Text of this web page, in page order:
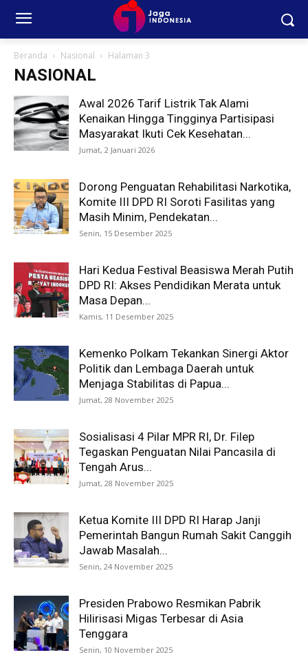
Beranda Nasional Halaman 3
NASIONAL
Awal 2026 Tarif Listrik Tak Alami
Kenaikan Hingga Tingginya Partisipasi
Masyarakat Ikuti Cek Kesehatan...
Jumat, 2 Januari 2026
Dorong Penguatan Rehabilitasi Narkotika,
Komite III DPD RI Soroti Fasilitas yang
Masih Minim, Pendekatan...
Senin, 15 Desember 2025
Hari Kedua Festival Beasiswa Merah Putih
DPD RI: Akses Pendidikan Merata untuk
Masa Depan...
Kamis, 11 Desember 2025
Kemenko Polkam Tekankan Sinergi Aktor
Politik dan Lembaga Daerah untuk
Menjaga Stabilitas di Papua...
Jumat, 28 November 2025
Sosialisasi 4 Pilar MPR RI, Dr. Filep
Tegaskan Penguatan Nilai Pancasila di
Tengah Arus...
Jumat, 28 November 2025
Ketua Komite III DPD RI Harap Janji
Pemerintah Bangun Rumah Sakit Canggih
Jawab Masalah...
Senin, 24 November 2025
Presiden Prabowo Resmikan Pabrik
Hilirisasi Migas Terbesar di Asia
Tenggara
Senin, 10 November 2025